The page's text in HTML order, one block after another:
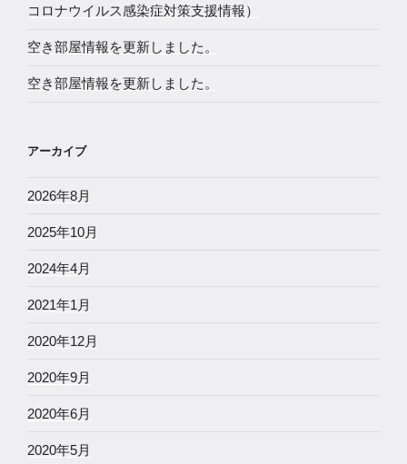
コロナウイルス感染症対策支援情報）
空き部屋情報を更新しました。
空き部屋情報を更新しました。
アーカイブ
2026年8月
2025年10月
2024年4月
2021年1月
2020年12月
2020年9月
2020年6月
2020年5月